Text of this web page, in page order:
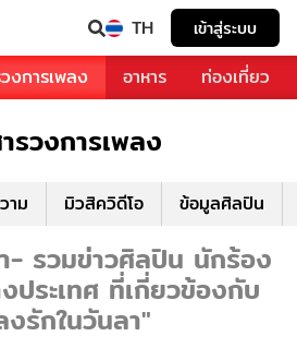
TH เข้าสู่ระบบ
งการเพลง อาหาร ท่องเที่ยว
รวงการเพลง
าม มิวสิควิดีโอ ข้อมูลศิลปิน
- รวมข่าวศิลปิน นักร้อง
ประเทศ ที่เกี่ยวข้องกับ
งรักในวันลา"